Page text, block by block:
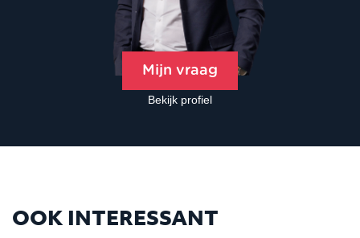
Mijn vraag
Bekijk profiel
OOK INTERESSANT